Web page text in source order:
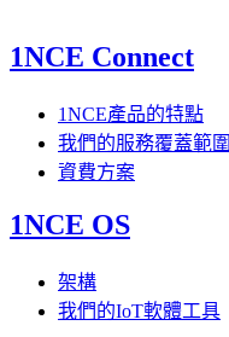
1NCE Connect
1NCE產品的特點
我們的服務覆蓋範圍
資費方案
1NCE OS
架構
我們的IoT軟體工具